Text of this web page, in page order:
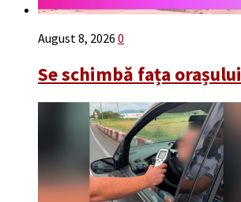
August 8, 2026 0
Se schimbă fața orașului